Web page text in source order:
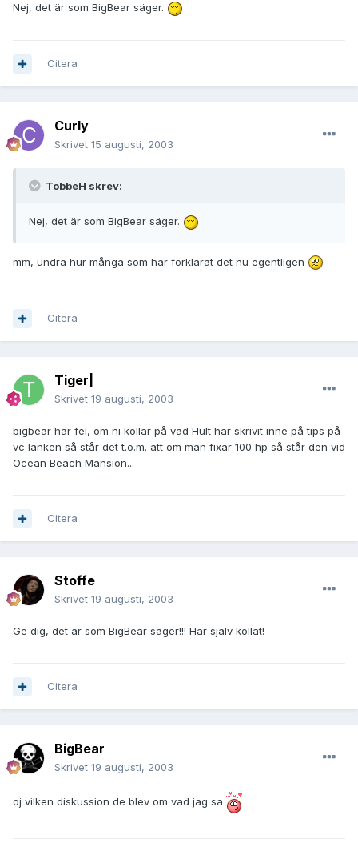
Nej, det är som BigBear säger.
Citera
Curly
Skrivet 15 augusti, 2003
TobbeH skrev:
Nej, det är som BigBear säger.
mm, undra hur många som har förklarat det nu egentligen
Citera
Tiger|
Skrivet 19 augusti, 2003
bigbear har fel, om ni kollar på vad Hult har skrivit inne på tips på
vc länken så står det t.o.m. att om man fixar 100 hp så står den vid
Ocean Beach Mansion...
Citera
Stoffe
Skrivet 19 augusti, 2003
Ge dig, det är som BigBear säger!!! Har själv kollat!
Citera
BigBear
Skrivet 19 augusti, 2003
oj vilken diskussion de blev om vad jag sa